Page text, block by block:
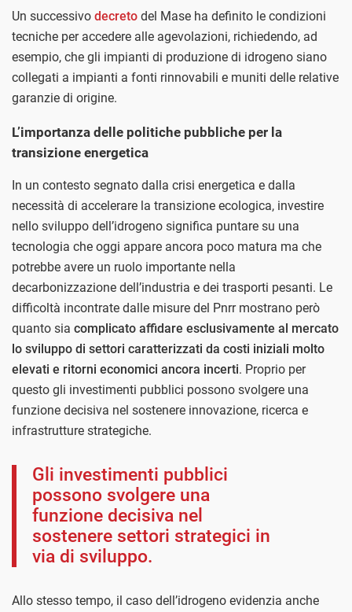
Un successivo decreto del Mase ha definito le condizioni
tecniche per accedere alle agevolazioni, richiedendo, ad
esempio, che gli impianti di produzione di idrogeno siano
collegati a impianti a fonti rinnovabili e muniti delle relative
garanzie di origine.
L’importanza delle politiche pubbliche per la
transizione energetica
In un contesto segnato dalla crisi energetica e dalla
necessità di accelerare la transizione ecologica, investire
nello sviluppo dell’idrogeno significa puntare su una
tecnologia che oggi appare ancora poco matura ma che
potrebbe avere un ruolo importante nella
decarbonizzazione dell’industria e dei trasporti pesanti. Le
difficoltà incontrate dalle misure del Pnrr mostrano però
quanto sia complicato affidare esclusivamente al mercato
lo sviluppo di settori caratterizzati da costi iniziali molto
elevati e ritorni economici ancora incerti. Proprio per
questo gli investimenti pubblici possono svolgere una
funzione decisiva nel sostenere innovazione, ricerca e
infrastrutture strategiche.
Gli investimenti pubblici
possono svolgere una
funzione decisiva nel
sostenere settori strategici in
via di sviluppo.
Allo stesso tempo, il caso dell’idrogeno evidenzia anche